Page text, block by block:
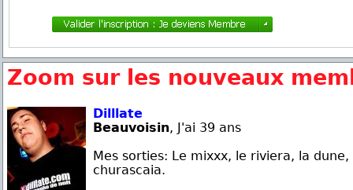
Zoom sur les nouveaux
Dilllate
Beauvoisin, J'ai 39 ans
Mes sorties: Le mixxx, le riviera, la
churascaia.